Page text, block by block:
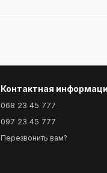
Контактная
068 23 45 777
097 23 45 777
Перезвонить вам?